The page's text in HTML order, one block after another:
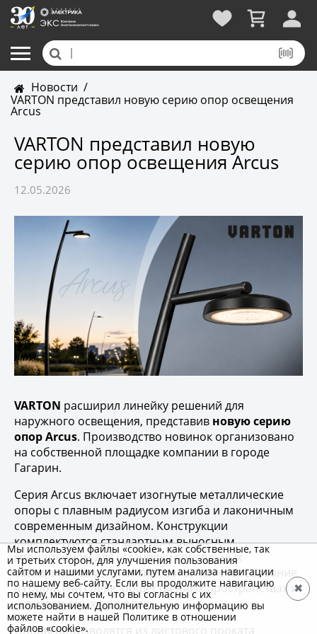
Новости /
VARTON представил новую серию опор освещения
Arcus
VARTON представил новую
серию опор освещения Arcus
12.05.2026
VARTON расширил линейку решений для
наружного освещения, представив новую серию
опор Arcus. Производство новинок организовано
на собственной площадке компании в городе
Гагарин.
Серия Arcus включает изогнутые металлические
опоры с плавным радиусом изгиба и лаконичным
современным дизайном. Конструкции
комплектуются стандартным выносным
кронштейном для установки консольных
светильников и ориентированы на использование
в городской среде, общественных пространствах и
архитектурных проектах.
Опоры производятся из листового проката
Мы используем файлы «cookie», как собственные, так
и третьих сторон, для улучшения пользования
сайтом и нашими услугами, путем анализа навигации
по нашему веб-сайту. Если вы продолжите навигацию
по нему, мы сочтем, что вы согласны с их
использованием. Дополнительную информацию вы
можете найти в нашей Политике в отношении
файлов «cookie».
✖